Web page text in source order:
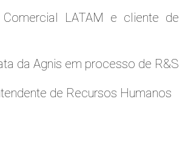
LATAM e cliente de
da Agnis em processo de R&S
de Recursos Humanos